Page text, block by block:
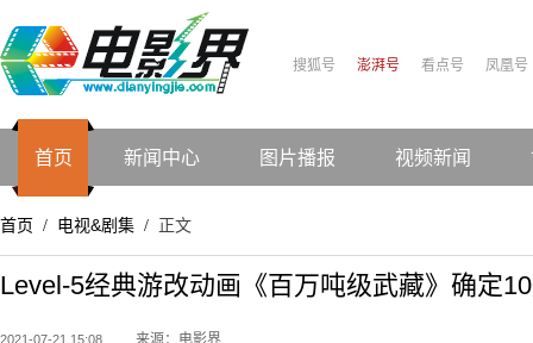
搜狐号 澎湃号 看点号 凤凰号
首页 新闻中心 图片播报 视频新闻
首页 / 电视&剧集 / 正文
Level-5经典游改动画《百万吨级武藏》确定
2021-07-21 15:08 来源：电影界